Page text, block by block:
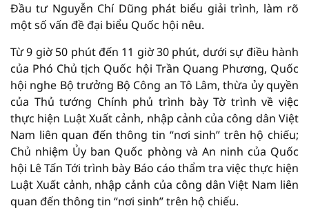
Đầu tư Nguyễn Chí Dũng phát biểu giải trình, làm rõ
một số vấn đề đại biểu Quốc hội nêu.
Từ 9 giờ 50 phút đến 11 giờ 30 phút, dưới sự điều hành
của Phó Chủ tịch Quốc hội Trần Quang Phương, Quốc
hội nghe Bộ trưởng Bộ Công an Tô Lâm, thừa ủy quyền
của Thủ tướng Chính phủ trình bày Tờ trình về việc
thực hiện Luật Xuất cảnh, nhập cảnh của công dân Việt
Nam liên quan đến thông tin “nơi sinh” trên hộ chiếu;
Chủ nhiệm Ủy ban Quốc phòng và An ninh của Quốc
hội Lê Tấn Tới trình bày Báo cáo thẩm tra việc thực hiện
Luật Xuất cảnh, nhập cảnh của công dân Việt Nam liên
quan đến thông tin “nơi sinh” trên hộ chiếu.